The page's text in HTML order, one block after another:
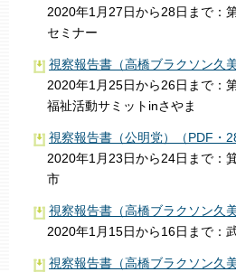
2020年1月27日から28日まで：
セミナー
視察報告書（高橋ブラクソン久
2020年1月25日から26日まで：
福祉活動サミットinさやま
視察報告書（公明党）（PDF・
2020年1月23日から24日まで：
市
視察報告書（高橋ブラクソン久
2020年1月15日から16日まで：
視察報告書（高橋ブラクソン久